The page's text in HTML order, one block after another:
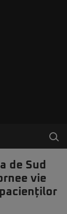
de Sud
vie